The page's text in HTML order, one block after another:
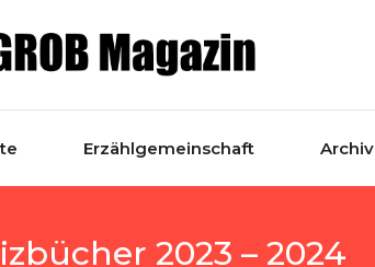
Erzählgemeinschaft Archiv
2023 – 2024